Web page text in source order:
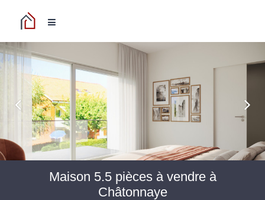
Maison 5.5 pièces à vendre à
Châtonnaye